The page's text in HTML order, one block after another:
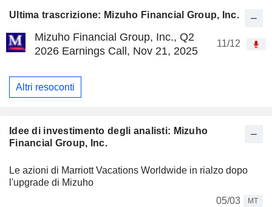
Ultima trascrizione: Mizuho Financial Group, Inc.
Mizuho Financial Group, Inc., Q2
2026 Earnings Call, Nov 21, 2025
11/12
Altri resoconti
Idee di investimento degli analisti: Mizuho
Financial Group, Inc.
Le azioni di Marriott Vacations Worldwide in rialzo dopo
l'upgrade di Mizuho
05/03
MT